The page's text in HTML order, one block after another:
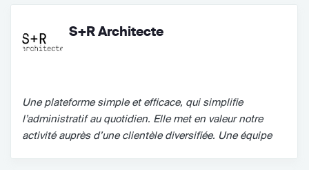
S+R Architecte
Une plateforme simple et efficace, qui simplifie
l’administratif au quotidien. Elle met en valeur notre
activité auprès d’une clientèle diversifiée. Une équipe